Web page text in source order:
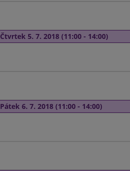
Čtvrtek 5. 7. 2018 (11:00 - 14:00)
Pátek 6. 7. 2018 (11:00 - 14:00)